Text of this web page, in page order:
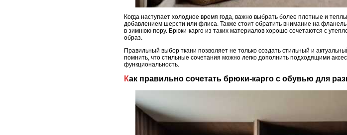
Когда наступает холодное время года, важно выбрать более плотные и
добавлением шерсти или флиса. Также стоит обратить внимание на
в зимнюю пору. Брюки-карго из таких материалов хорошо сочетаются с
образ.
Правильный выбор ткани позволяет не только создать стильный и
помнить, что стильные сочетания можно легко дополнить подходящими
функциональность.
Как правильно сочетать брюки-карго с обувью для